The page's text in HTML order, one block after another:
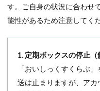
す。ご自身の状況に合わせ
能性があるため注意してく
1. 定期ボックスの停止（
「おいしっくすくらぶ
送は止まりますが、ア